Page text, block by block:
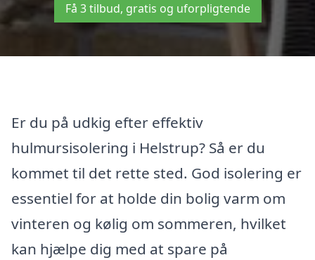
Få 3 tilbud, gratis og uforpligtende
Er du på udkig efter effektiv
hulmursisolering i Helstrup? Så er du
kommet til det rette sted. God isolering er
essentiel for at holde din bolig varm om
vinteren og kølig om sommeren, hvilket
kan hjælpe dig med at spare på